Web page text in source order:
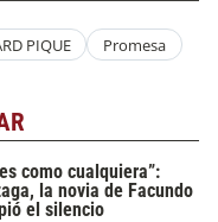
PIQUE Promesa
como cualquiera”:
la novia de Facundo
el silencio